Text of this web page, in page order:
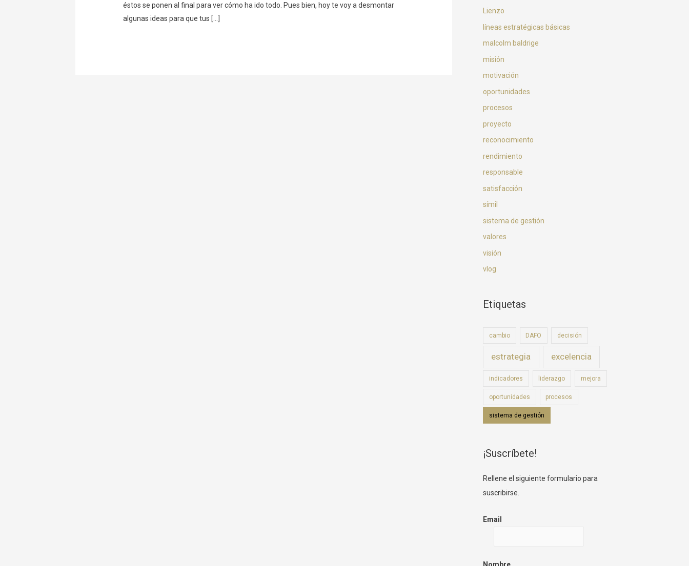
éstos se ponen al final para ver cómo ha ido todo. Pues bien, hoy te voy a desmontar
algunas ideas para que tus […]
Lienzo
líneas estratégicas básicas
malcolm baldrige
misión
motivación
oportunidades
procesos
proyecto
reconocimiento
rendimiento
responsable
satisfacción
símil
sistema de gestión
valores
visión
vlog
Etiquetas
cambio DAFO decisión
estrategia excelencia
indicadores liderazgo mejora
oportunidades procesos
sistema de gestión
¡Suscríbete!
Rellene el siguiente formulario para
suscribirse.
Email